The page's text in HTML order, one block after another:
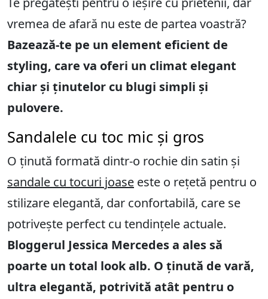
vremea de afară nu este de partea voastră?
Bazează-te pe un element eficient de
styling, care va oferi un climat elegant
chiar și ținutelor cu blugi simpli și
pulovere.
Sandalele cu toc mic și gros
O ținută formată dintr-o rochie din satin și
sandale cu tocuri joase este o rețetă pentru o
stilizare elegantă, dar confortabilă, care se
potrivește perfect cu tendințele actuale.
Bloggerul Jessica Mercedes a ales să
poarte un total look alb. O ținută de vară,
ultra elegantă, potrivită atât pentru o